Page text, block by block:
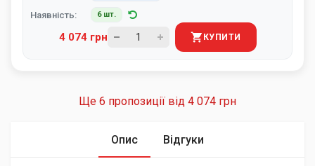
Наявність: 6 шт.
4 074 грн КУПИТИ
Ще 6 пропозиції від 4 074 грн
Опис Відгуки